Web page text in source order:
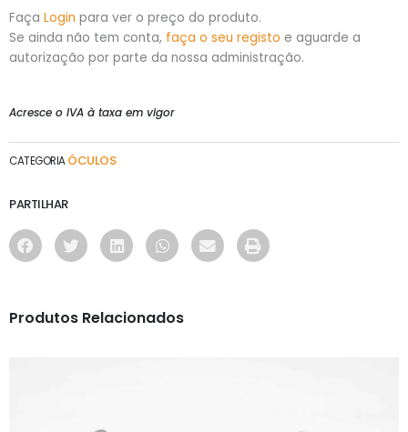
Faça Login para ver o preço do produto.
Se ainda não tem conta, faça o seu registo e aguarde a
autorização por parte da nossa administração.
Acresce o IVA à taxa em vigor
CATEGORIA ÓCULOS
PARTILHAR
Produtos Relacionados